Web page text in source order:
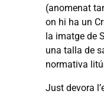
(anomenat
on hi ha un
la imatge de
una talla de
normativa
Just devora